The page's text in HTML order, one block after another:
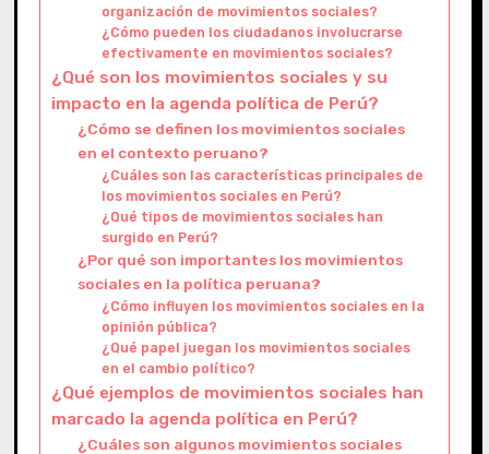
organización de movimientos sociales?
¿Cómo pueden los ciudadanos involucrarse
efectivamente en movimientos sociales?
¿Qué son los movimientos sociales y su
impacto en la agenda política de Perú?
¿Cómo se definen los movimientos sociales
en el contexto peruano?
¿Cuáles son las características principales de
los movimientos sociales en Perú?
¿Qué tipos de movimientos sociales han
surgido en Perú?
¿Por qué son importantes los movimientos
sociales en la política peruana?
¿Cómo influyen los movimientos sociales en la
opinión pública?
¿Qué papel juegan los movimientos sociales
en el cambio político?
¿Qué ejemplos de movimientos sociales han
marcado la agenda política en Perú?
¿Cuáles son algunos movimientos sociales